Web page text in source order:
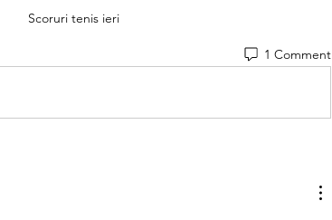
Scoruri tenis ieri
1 Comment